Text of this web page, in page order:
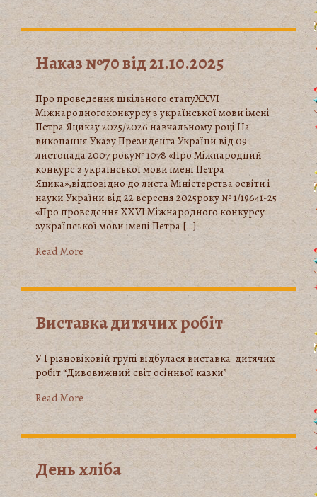
Наказ №70 від 21.10.2025
Про проведення шкільного етапуXХVІ
Міжнародногоконкурсу з української мови імені
Петра Яцикау 2025/2026 навчальному році На
виконання Указу Президента України від 09
листопада 2007 року№ 1078 «Про Міжнародний
конкурс з української мови імені Петра
Яцика»,відповідно до листа Міністерства освіти і
науки України від 22 вересня 2025року № 1/19641-25
«Про проведення ХХVІ Міжнародного конкурсу
зукраїнської мови імені Петра […]
Read More
Виставка дитячих робіт
У І різновіковій групі відбулася виставка дитячих
робіт “Дивовижний світ осінньої казки”
Read More
День хліба